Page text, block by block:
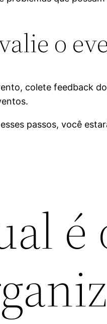
o
colete feedback
passos, você